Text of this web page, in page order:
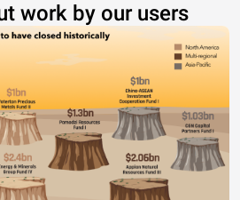
work by our users